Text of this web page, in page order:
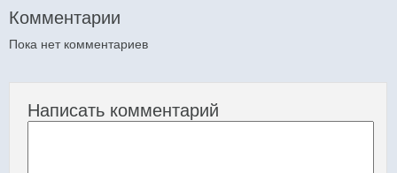
Комментарии
Пока нет комментариев
Написать комментарий